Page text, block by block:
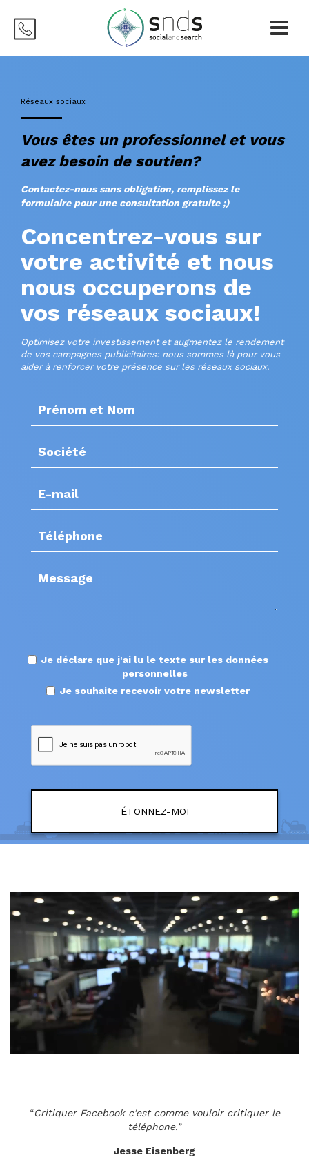
Réseaux sociaux
Vous êtes un professionnel et vous
avez besoin de soutien?
Contactez-nous sans obligation, remplissez le
formulaire pour une consultation gratuite ;)
Concentrez-vous sur
votre activité et nous
nous occuperons de
vos réseaux sociaux!
Optimisez votre investissement et augmentez le rendement
de vos campagnes publicitaires: nous sommes là pour vous
aider à renforcer votre présence sur les réseaux sociaux.
Je déclare que j'ai lu le texte sur les données
personnelles
Je souhaite recevoir votre newsletter
ÉTONNEZ-MOI
“Critiquer Facebook c’est comme vouloir critiquer le
téléphone.”
Jesse Eisenberg